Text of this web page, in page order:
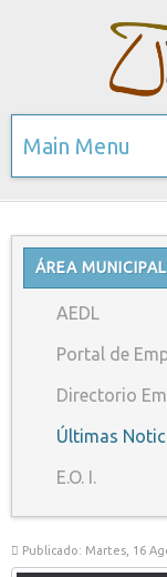
Main Menu
ÁREA
AEDL
Portal de
Directorio
Últimas
E.O. I.
Publicado: Martes, 16